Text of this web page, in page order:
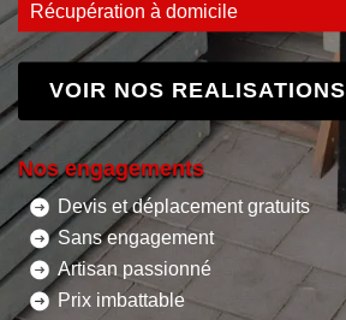
Récupération à domicile
VOIR NOS REALISATIONS
Nos engagements
Devis et déplacement gratuits
Sans engagement
Artisan passionné
Prix imbattable